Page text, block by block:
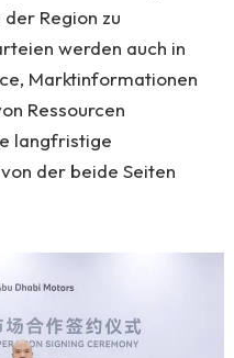
Region zu
werden auch in
Marktinformationen
Ressourcen
langfristige
der beide Seiten